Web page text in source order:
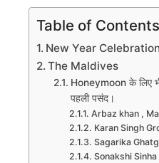
Table of Contents
New Year
The Maldives
Honeymoon के लिए
पहली पसंद।
Arbaz khan ,
Karan Singh
Sagarika
Sonakshi